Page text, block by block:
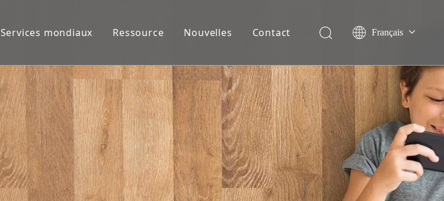
Services mondiaux Ressource Nouvelles Contact Français
Español
Deutsch
Italiano
Nederlands